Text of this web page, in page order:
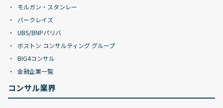
モルガン・スタンレー
バークレイズ
UBS/BNPパリバ
ボストン コンサルティング グループ
BIG4コンサル
金融企業一覧
コンサル業界